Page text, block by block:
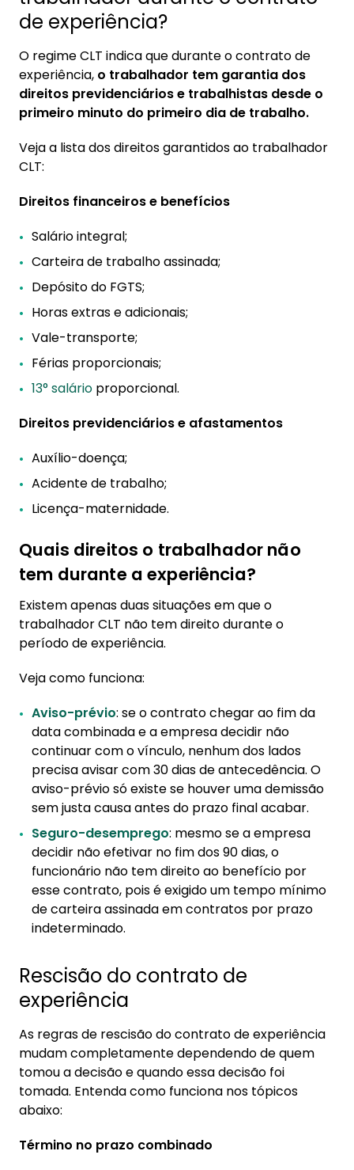
de experiência?
O regime CLT indica que durante o contrato de
experiência, o trabalhador tem garantia dos
direitos previdenciários e trabalhistas desde o
primeiro minuto do primeiro dia de trabalho.
Veja a lista dos direitos garantidos ao trabalhador
CLT:
Direitos financeiros e benefícios
Salário integral;
Carteira de trabalho assinada;
Depósito do FGTS;
Horas extras e adicionais;
Vale-transporte;
Férias proporcionais;
13° salário proporcional.
Direitos previdenciários e afastamentos
Auxílio-doença;
Acidente de trabalho;
Licença-maternidade.
Quais direitos o trabalhador não
tem durante a experiência?
Existem apenas duas situações em que o
trabalhador CLT não tem direito durante o
período de experiência.
Veja como funciona:
Aviso-prévio: se o contrato chegar ao fim da
data combinada e a empresa decidir não
continuar com o vínculo, nenhum dos lados
precisa avisar com 30 dias de antecedência. O
aviso-prévio só existe se houver uma demissão
sem justa causa antes do prazo final acabar.
Seguro-desemprego: mesmo se a empresa
decidir não efetivar no fim dos 90 dias, o
funcionário não tem direito ao benefício por
esse contrato, pois é exigido um tempo mínimo
de carteira assinada em contratos por prazo
indeterminado.
Rescisão do contrato de
experiência
As regras de rescisão do contrato de experiência
mudam completamente dependendo de quem
tomou a decisão e quando essa decisão foi
tomada. Entenda como funciona nos tópicos
abaixo:
Término no prazo combinado